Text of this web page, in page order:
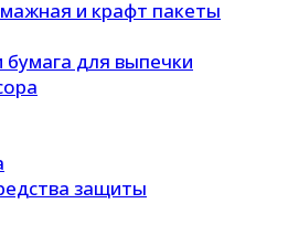
и крафт пакеты
бумага для выпечки
защиты